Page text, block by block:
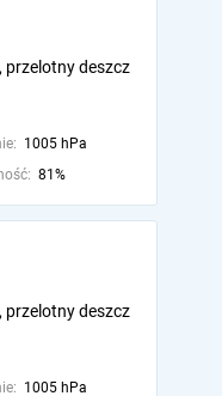
przelotny deszcz
1005 hPa
81%
przelotny deszcz
1005 hPa